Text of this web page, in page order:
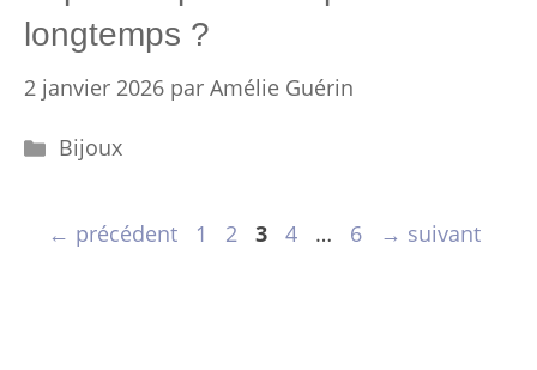
longtemps ?
2 janvier 2026 par Amélie Guérin
Catégories
Bijoux
← précédent Page
1 Page
2 Page
3 Page
4 … Page
6 → suivant